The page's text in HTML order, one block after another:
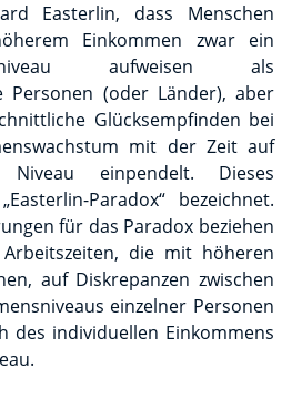
Easterlin, dass Menschen
Einkommen zwar ein
aufweisen als
Personen (oder Länder), aber
Glücksempfinden bei
mit der Zeit auf
einpendelt. Dieses
Paradox“ bezeichnet.
für das Paradox beziehen
die mit höheren
auf Diskrepanzen zwischen
einzelner Personen
des individuellen Einkommens